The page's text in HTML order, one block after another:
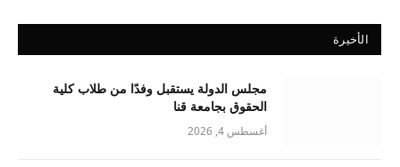
الأخيرة
مجلس الدولة يستقبل وفدًا من طلاب كلية
الحقوق بجامعة قنا
أغسطس 4, 2026